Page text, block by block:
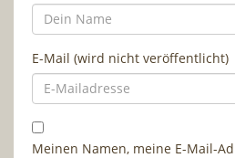
E-Mail (wird nicht veröffentlicht)
Meinen Namen, meine E-Mail-